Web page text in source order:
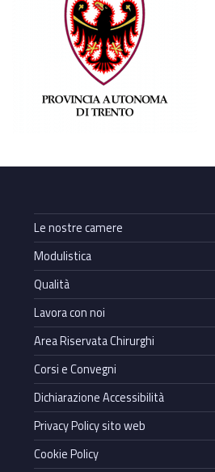
Le nostre camere
Modulistica
Qualità
Lavora con noi
Area Riservata Chirurghi
Corsi e Convegni
Dichiarazione Accessibilità
Privacy Policy sito web
Cookie Policy